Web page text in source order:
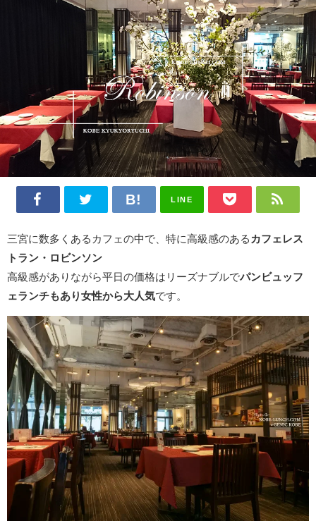
LINE
三宮に数多くあるカフェの中で、特に高級感のある カフェレス
トラン・ロビンソン
高級感がありながら平日の価格はリーズナブルでパンビュッフ
ェランチもあり女性から大人気です。